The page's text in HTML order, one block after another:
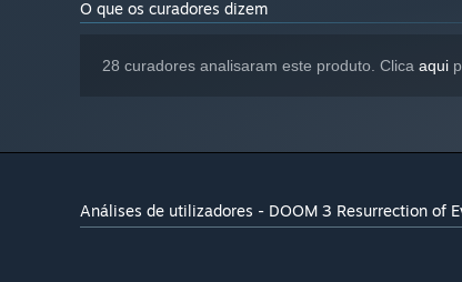
O que os curadores dizem
28 curadores analisaram este produto. Clica aqui
Análises de utilizadores - DOOM 3 Resurrection of